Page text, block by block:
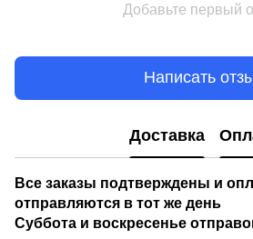
Добавьте первый
Написать
Доставка
Все заказы подтверждены и
отправляются в тот же день
Суббота и воскресенье